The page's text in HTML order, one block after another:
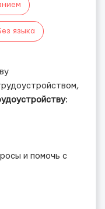
языка
:
и помочь с